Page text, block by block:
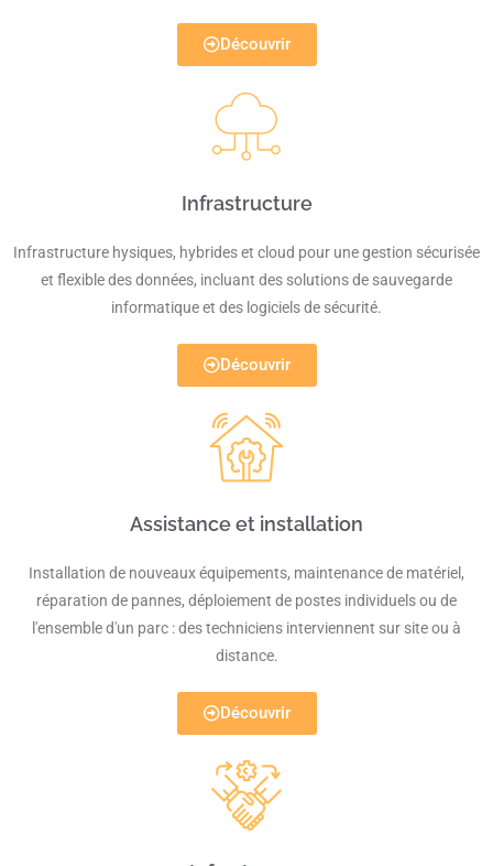
Découvrir
Infrastructure​
Infrastructure hysiques, hybrides et cloud pour une gestion sécurisée
et flexible des données, incluant des solutions de sauvegarde
informatique et des logiciels de sécurité.
Découvrir
Assistance et installation
Installation de nouveaux équipements, maintenance de matériel,
réparation de pannes, déploiement de postes individuels ou de
l'ensemble d'un parc : des techniciens interviennent sur site ou à
distance.
Découvrir